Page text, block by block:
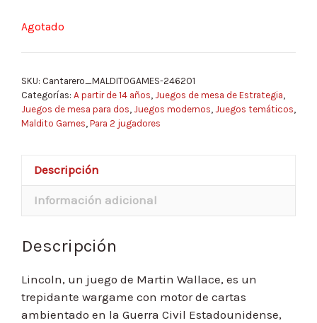
Agotado
SKU: Cantarero_MALDITOGAMES-246201
Categorías: A partir de 14 años Juegos de mesa de Estrategia
Juegos de mesa para dos Juegos modernos Juegos temáticos
Maldito Games Para 2 jugadores
Descripción
Información adicional
Descripción
Lincoln, un juego de Martin Wallace, es un
trepidante wargame con motor de cartas
ambientado en la Guerra Civil Estadounidense,